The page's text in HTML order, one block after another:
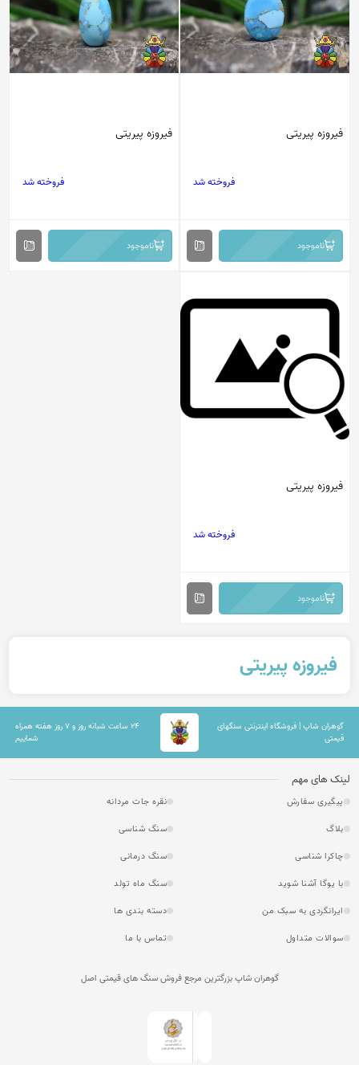
فیروزه پیریتی
فروخته شد
ناموجود
فیروزه پیریتی
فروخته شد
ناموجود
فیروزه پیریتی
فروخته شد
ناموجود
فیروزه پیریتی
گوهران شاپ | فروشگاه اینترنتی سنگهای
قیمتی
۲۴ ساعت شبانه روز و ۷ روز هفته همراه
شماییم
لینک های مهم
پیگیری سفارش
نقره جات مردانه
بلاگ
سنگ شناسی
چاکرا شناسی
سنگ درمانی
با یوگا آشنا شوید
سنگ ماه تولد
ایرانگردی به سبک من
دسته بندی ها
سوالات متداول
تماس با ما
گوهران شاپ بزرگترین مرجع فروش سنگ های قیمتی اصل